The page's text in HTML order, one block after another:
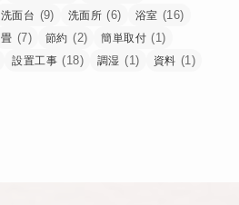
洗面台 (9) 洗面所 (6) 浴室 (16)
畳 (7) 節約 (2) 簡単取付 (1)
設置工事 (18) 調湿 (1) 資料 (1)